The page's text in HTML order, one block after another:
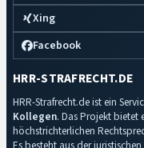
Xing
Facebook
HRR-STRAFRECHT.DE
HRR-Strafrecht.de ist ein
Kollegen. Das Projekt bietet
höchstrichterlichen